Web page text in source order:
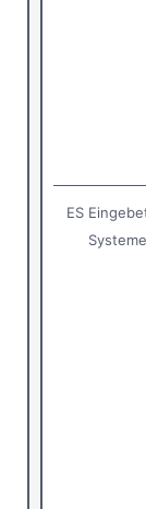
ES
Systeme